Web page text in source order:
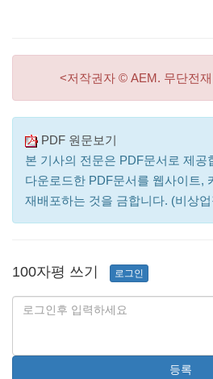
<저작권자 © AEM. 무단전
PDF 원문보기
본 기사의 전문은 PDF문서로 제공
다운로드한 PDF문서를 웹사이트,
재배포하는 것을 금합니다. (비상
100자평 쓰기 로그인
등록